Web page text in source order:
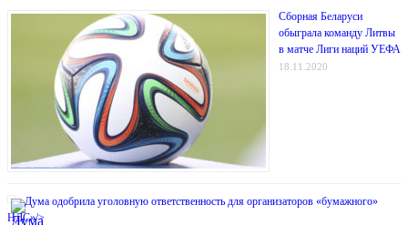
Сборная Беларуси
обыграла команду Литвы
в матче Лиги наций УЕФА
18.11.2020
Дума одобрила уголовную ответственность для организаторов «бумажного»
НДС»/>